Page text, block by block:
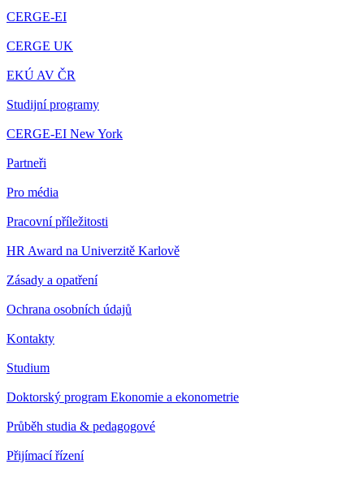
CERGE-EI
CERGE UK
EKÚ AV ČR
Studijní programy
CERGE-EI New York
Partneři
Pro média
Pracovní příležitosti
HR Award na Univerzitě Karlově
Zásady a opatření
Ochrana osobních údajů
Kontakty
Studium
Doktorský program Ekonomie a ekonometrie
Průběh studia & pedagogové
Přijímací řízení